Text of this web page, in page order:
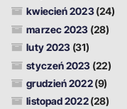
kwiecień 2023(24)
marzec 2023 (28)
luty 2023 (31)
styczeń 2023 (22)
grudzień 2022(9)
listopad 2022(28)